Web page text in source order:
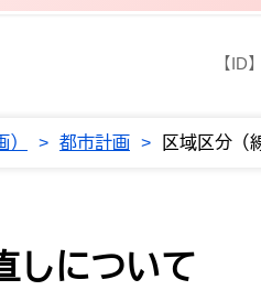
【ID】
> 都市計画 > 区域区分（
しについて